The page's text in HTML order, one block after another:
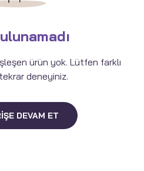
ürün yok. Lütfen farklı
deneyiniz.
DEVAM ET